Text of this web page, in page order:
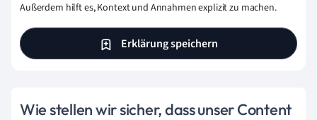
Außerdem hilft es, Kontext und Annahmen explizit zu machen.
Erklärung speichern
Wie stellen wir sicher, dass unser Content